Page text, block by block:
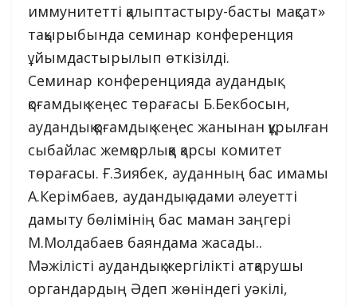
иммунитетті қалыптастыру-басты мақсат»
тақырыбында семинар конференция
ұйымдастырылып өткізілді.
Семинар конференцияда аудандық
қоғамдық кеңес төрағасы Б.Бекбосын,
аудандық қоғамдық кеңес жанынан құрылған
сыбайлас жемқорлыққа қарсы комитет
төрағасы. Ғ.Зиябек, ауданның бас имамы
А.Керімбаев, аудандық адами әлеуетті
дамыту бөлімінің бас маман заңгері
М.Молдабаев баяндама жасады..
Мәжілісті аудандық жергілікті атқарушы
органдардың Әдеп жөніндегі уәкілі,